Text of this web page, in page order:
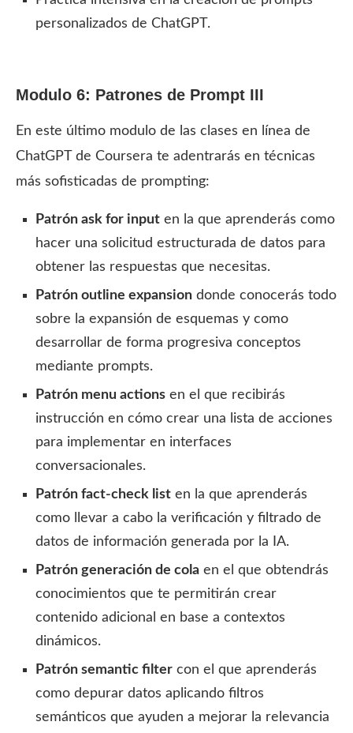
personalizados de ChatGPT.
Modulo 6: Patrones de Prompt III
En este último modulo de las clases en línea de
ChatGPT de Coursera te adentrarás en técnicas
más sofisticadas de prompting:
Patrón ask for input en la que aprenderás como
hacer una solicitud estructurada de datos para
obtener las respuestas que necesitas.
Patrón outline expansion donde conocerás todo
sobre la expansión de esquemas y como
desarrollar de forma progresiva conceptos
mediante prompts.
Patrón menu actions en el que recibirás
instrucción en cómo crear una lista de acciones
para implementar en interfaces
conversacionales.
Patrón fact-check list en la que aprenderás
como llevar a cabo la verificación y filtrado de
datos de información generada por la IA.
Patrón generación de cola en el que obtendrás
conocimientos que te permitirán crear
contenido adicional en base a contextos
dinámicos.
Patrón semantic filter con el que aprenderás
como depurar datos aplicando filtros
semánticos que ayuden a mejorar la relevancia